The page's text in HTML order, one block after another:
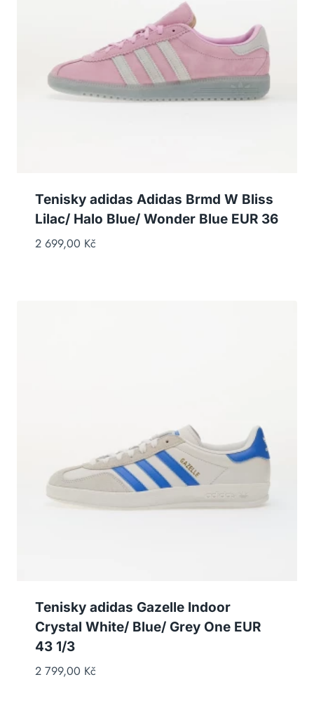
Tenisky adidas Adidas Brmd W Bliss
Lilac/ Halo Blue/ Wonder Blue EUR 36
2 699,00 Kč
Tenisky adidas Gazelle Indoor
Crystal White/ Blue/ Grey One EUR
43 1/3
2 799,00 Kč